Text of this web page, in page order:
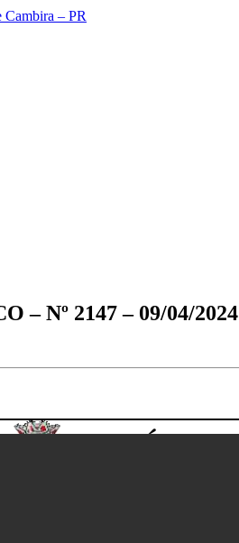
Nº 2147 – 09/04/2024